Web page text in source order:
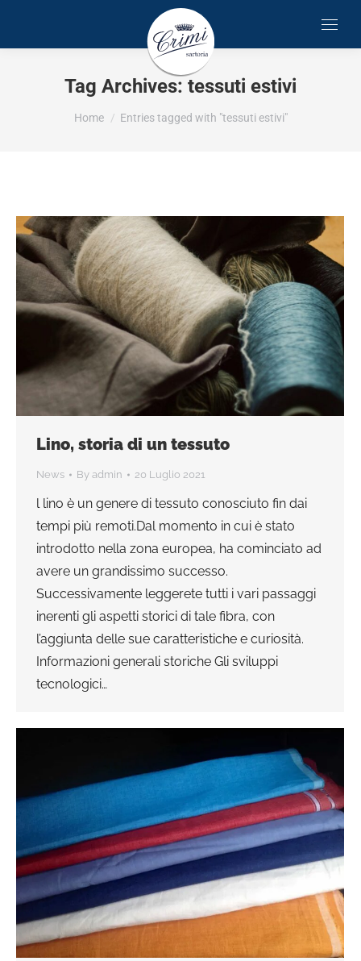
Tag Archives: tessuti estivi
You are here:
Home Entries tagged with "tessuti estivi"
Lino, storia di un tessuto
News By admin 20 Luglio 2021
l lino è un genere di tessuto conosciuto fin dai
tempi più remoti.Dal momento in cui è stato
introdotto nella zona europea, ha cominciato ad
avere un grandissimo successo.
Successivamente leggerete tutti i vari passaggi
inerenti gli aspetti storici di tale fibra, con
l’aggiunta delle sue caratteristiche e curiosità.
Informazioni generali storiche Gli sviluppi
tecnologici…